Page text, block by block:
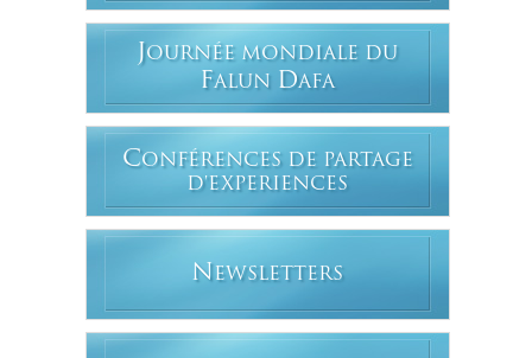
JOURNÉE MONDIALE DU
FALUN DAFA
CONFÉRENCES DE PARTAGE
D'EXPERIENCES
N EWSLETTERS